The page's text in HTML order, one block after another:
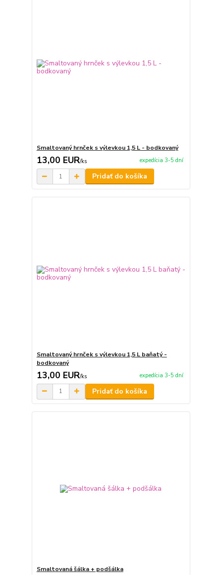
Smaltovaný hrnček s výlevkou 1,5 L - bodkovaný
13,00 EUR/ks expedícia 3-5 dní
Pridať do košíka
Smaltovaný hrnček s výlevkou 1,5 L baňatý -
bodkovaný
13,00 EUR/ks expedícia 3-5 dní
Pridať do košíka
Smaltovaná šálka + podšálka